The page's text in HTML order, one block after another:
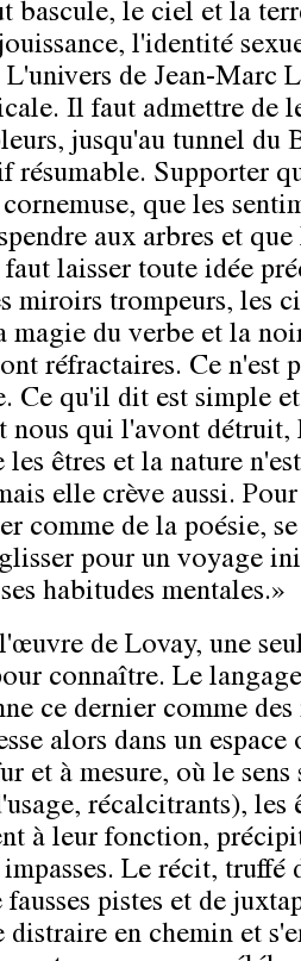
bascule, le ciel et la
l'identité
de Jean-Marc
Il faut admettre de
jusqu'au tunnel du
résumable. Supporter
que les
aux arbres et que
laisser toute idée
miroirs trompeurs, les
magie du verbe et la
réfractaires. Ce n'est
Ce qu'il dit est simple
nous qui l'avont
les êtres et la nature
elle crève aussi.
comme de la poésie,
pour un voyage
habitudes mentales.»
de Lovay, une
connaître. Le
ce dernier comme
alors dans un espace
et à mesure, où le
récalcitrants), les
à leur fonction,
Le récit, truffé
pistes et de
distraire en chemin et